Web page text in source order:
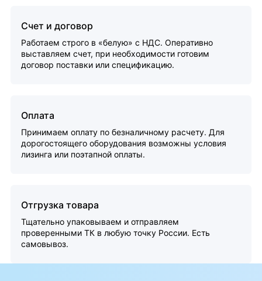
Счет и договор
Работаем строго в «белую» с НДС. Оперативно
выставляем счет, при необходимости готовим
договор поставки или спецификацию.
Оплата
Принимаем оплату по безналичному расчету. Для
дорогостоящего оборудования возможны условия
лизинга или поэтапной оплаты.
Отгрузка товара
Тщательно упаковываем и отправляем
проверенными ТК в любую точку России. Есть
самовывоз.